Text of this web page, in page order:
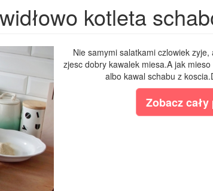
kotleta
Nie samymi salatkami czlowiek
zjesc dobry kawalek miesa.A jak
albo kawal schabu z
Zobacz